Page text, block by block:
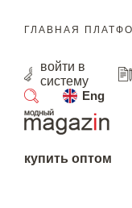
ГЛАВНАЯ
войти в
систему
Eng
поиск
купить оптом